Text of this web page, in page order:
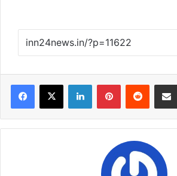
Facebook
X LinkedInPinterestReddit